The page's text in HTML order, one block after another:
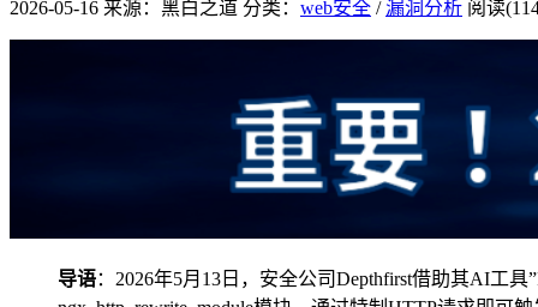
2026-05-16 来源：黑白之道 分类： web安全 / 漏洞分析 阅读
导语：2026年5月13日，安全公司Depthfirst借助其AI工